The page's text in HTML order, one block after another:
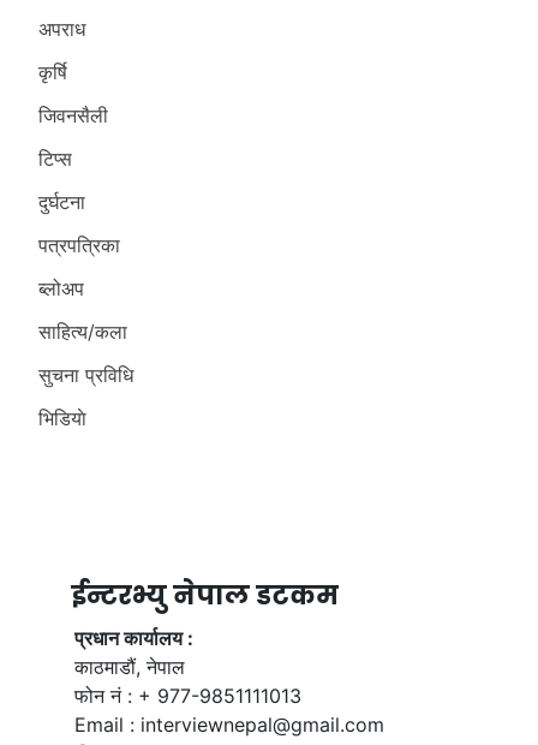
अपराध
कृर्षि
जिवनसैली
टिप्स
दुर्घटना
पत्रपत्रिका
ब्लोअप
साहित्य/कला
सुचना प्रविधि
भिडियाे
ईन्टरभ्यु नेपाल डटकम
प्रधान कार्यालय :
काठमाडौं, नेपाल
फोन नं : + 977-9851111013
Email : interviewnepal@gmail.com